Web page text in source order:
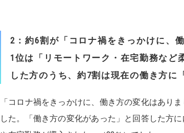
2 ：約6割が「コロナ禍をきっかけに、
1 位は「リモート ワーク・在宅勤務など
した方のうち、約7割は現在の働き方に
「コロナ禍をきっかけに、働き方の変化はあり
した。「働き方の変化があった」と回答した方